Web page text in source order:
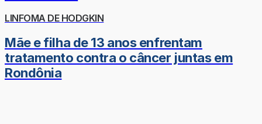
LINFOMA DE HODGKIN
Mãe e filha de 13 anos enfrentam
tratamento contra o câncer juntas em
Rondônia